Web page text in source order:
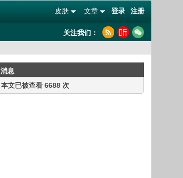
登录 注册
文章
皮肤
关注我们：
消息
本文已被查看 6688 次